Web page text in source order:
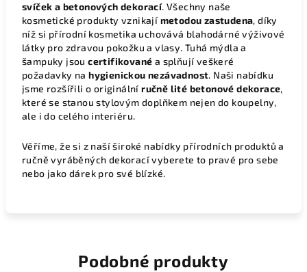
svíček a betonových dekorací. Všechny naše
kosmetické produkty vznikají metodou zastudena, díky
níž si přírodní kosmetika uchovává blahodárné výživové
látky pro zdravou pokožku a vlasy. Tuhá mýdla a
šampuky jsoucertifikované a splňují veškeré
požadavky nahygienickou nezávadnost. Naši nabídku
jsme rozšířili o originálníručně lité betonové dekorace,
které se stanou stylovým doplňkem nejen do koupelny,
ale i do celého interiéru.
Věříme, že si z naší široké nabídky přírodních produktů a
ručně vyráběných dekorací vyberete to pravé pro sebe
nebo jako dárek pro své blízké.
Podobné produkty